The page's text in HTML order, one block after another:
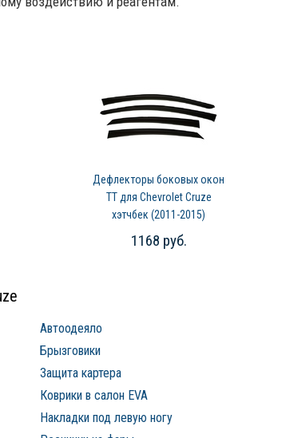
Дефлекторы боковых окон
TT для Chevrolet Cruze
хэтчбек (2011-2015)
1168 руб.
Автоодеяло
Брызговики
Защита картера
Коврики в салон EVA
Накладки под левую ногу